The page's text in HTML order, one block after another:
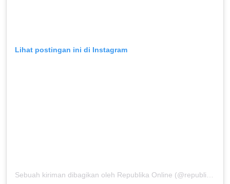
Lihat postingan ini di Instagram
Sebuah kiriman dibagikan oleh Republika Online (@republikaonline)